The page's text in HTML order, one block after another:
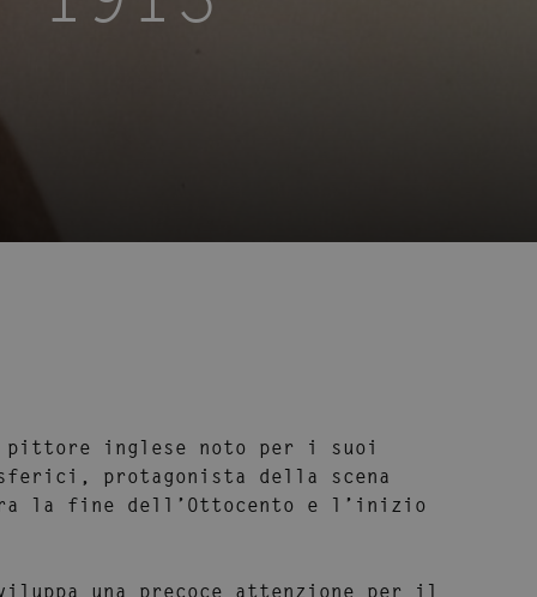
pittore inglese noto per i suoi
protagonista della scena
la fine dell’Ottocento e l’inizio
una precoce attenzione per il